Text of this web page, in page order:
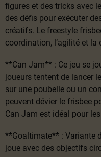
figures et des tricks avec
des défis pour exécuter
créatifs. Le freestyle
coordination, l’agilité et la
**Can Jam** : Ce jeu se
joueurs tentent de lancer
sur une poubelle ou un
peuvent dévier le frisbee
Can Jam est idéal pour
**Goaltimate** : Variante
joue avec des objectifs